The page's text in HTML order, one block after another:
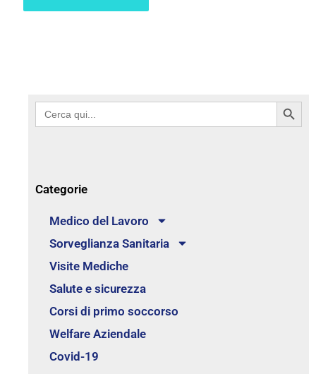
Search
for:
Search Button
Categorie
Medico del Lavoro
Sorveglianza Sanitaria
Visite Mediche
Salute e sicurezza
Corsi di primo soccorso
Welfare Aziendale
Covid-19